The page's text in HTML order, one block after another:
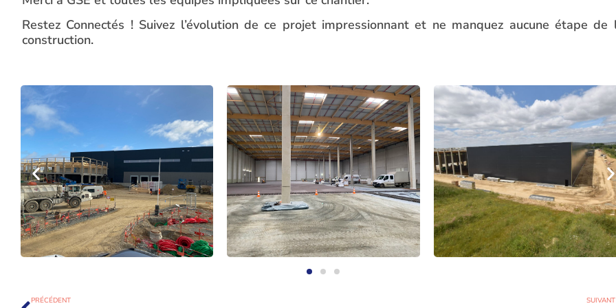
Restez Connectés ! Suivez l’évolution de ce projet impressionnant et ne manquez aucune étape de
construction.
PRÉCÉDENT SUIVANT